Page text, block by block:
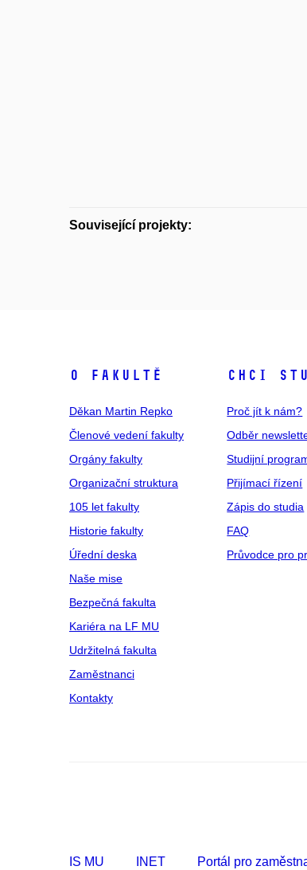
Související projekty:
O fakultě
Děkan Martin Repko
Členové vedení fakulty
Orgány fakulty
Organizační struktura
105 let fakulty
Historie fakulty
Úřední deska
Naše mise
Bezpečná fakulta
Kariéra na LF MU
Udržitelná fakulta
Zaměstnanci
Kontakty
Chci
Proč jít k nám?
Odběr
Studijní
Přijímací řízení
Zápis do studia
FAQ
Průvodce pro
IS MU INET Portál pro